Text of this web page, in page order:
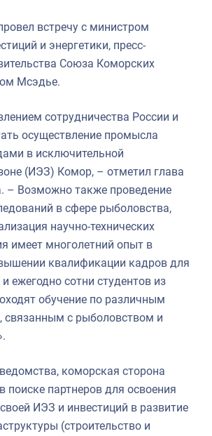
встречу с министром
и энергетики, пресс-
Союза Коморских
Мсэдье.
сотрудничества России и
осуществление промысла
в исключительной
(ИЭЗ) Комор, – отметил глава
– Возможно также проведение
в сфере рыболовства,
научно-технических
имеет многолетний опыт в
квалификации кадров для
ежегодно сотни студентов из
обучение по различным
связанным с рыболовством и
коморская сторона
поиске партнеров для освоения
ИЭЗ и инвестиций в развитие
(строительство и